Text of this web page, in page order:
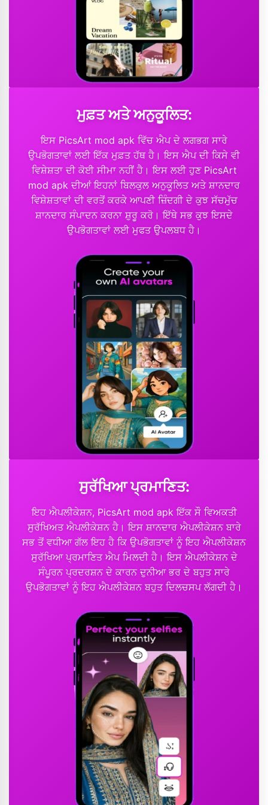
ਮੁਫ਼ਤ ਅਤੇ ਅਨੁਕੂਲਿਤ:
ਇਸ PicsArt mod apk ਵਿੱਚ ਐਪ ਦੇ ਲਗਭਗ ਸਾਰੇ
ਉਪਭੋਗਤਾਵਾਂ ਲਈ ਇੱਕ ਮੁਫ਼ਤ ਹੱਥ ਹੈ। ਇਸ ਐਪ ਦੀ ਕਿਸੇ ਵੀ
ਵਿਸ਼ੇਸ਼ਤਾ ਦੀ ਕੋਈ ਸੀਮਾ ਨਹੀਂ ਹੈ। ਇਸ ਲਈ ਹੁਣ PicsArt
mod apk ਦੀਆਂ ਇਹਨਾਂ ਬਿਲਕੁਲ ਅਨੁਕੂਲਿਤ ਅਤੇ ਸ਼ਾਨਦਾਰ
ਵਿਸ਼ੇਸ਼ਤਾਵਾਂ ਦੀ ਵਰਤੋਂ ਕਰਕੇ ਆਪਣੀ ਜ਼ਿੰਦਗੀ ਦੇ ਕੁਝ ਸੱਚਮੁੱਚ
ਸ਼ਾਨਦਾਰ ਸੰਪਾਦਨ ਕਰਨਾ ਸ਼ੁਰੂ ਕਰੋ। ਇੱਥੇ ਸਭ ਕੁਝ ਇਸਦੇ
ਉਪਭੋਗਤਾਵਾਂ ਲਈ ਮੁਫਤ ਉਪਲਬਧ ਹੈ।
ਸੁਰੱਖਿਆ ਪ੍ਰਮਾਣਿਤ:
ਇਹ ਐਪਲੀਕੇਸ਼ਨ, PicsArt mod apk ਇੱਕ ਸੌ ਵਿਅਕਤੀ
ਸੁਰੱਖਿਅਤ ਐਪਲੀਕੇਸ਼ਨ ਹੈ। ਇਸ ਸ਼ਾਨਦਾਰ ਐਪਲੀਕੇਸ਼ਨ ਬਾਰੇ
ਸਭ ਤੋਂ ਵਧੀਆ ਗੱਲ ਇਹ ਹੈ ਕਿ ਉਪਭੋਗਤਾਵਾਂ ਨੂੰ ਇਹ ਐਪਲੀਕੇਸ਼ਨ
ਸੁਰੱਖਿਆ ਪ੍ਰਮਾਣਿਤ ਐਪ ਮਿਲਦੀ ਹੈ। ਇਸ ਐਪਲੀਕੇਸ਼ਨ ਦੇ
ਸੰਪੂਰਨ ਪ੍ਰਦਰਸ਼ਨ ਦੇ ਕਾਰਨ ਦੁਨੀਆ ਭਰ ਦੇ ਬਹੁਤ ਸਾਰੇ
ਉਪਭੋਗਤਾਵਾਂ ਨੂੰ ਇਹ ਐਪਲੀਕੇਸ਼ਨ ਬਹੁਤ ਦਿਲਚਸਪ ਲੱਗਦੀ ਹੈ।